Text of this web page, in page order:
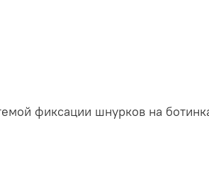
фиксации шнурков на